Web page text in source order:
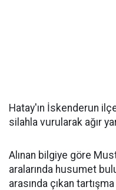
Hatay'ın İskenderun
silahla vurularak ağır
Alınan bilgiye göre
aralarında husumet
arasında çıkan